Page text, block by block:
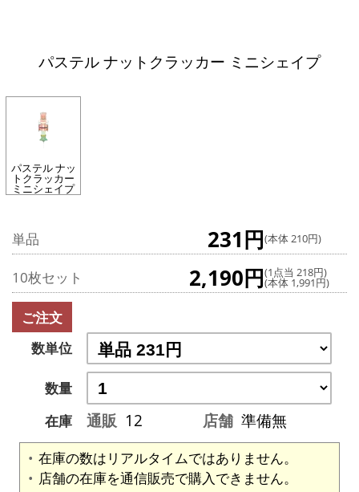
パステル ナットクラッカー ミニシェイプ
パステル ナッ
トクラッカー
ミニシェイプ
単品 231円(本体 210円)
10枚セット 2,190円(1点当 218円)
(本体 1,991円)
ご注文
数単位
数量
在庫
通販 12 店舗 準備無
在庫の数はリアルタイムではありません。
店舗の在庫を通信販売で購入できません。